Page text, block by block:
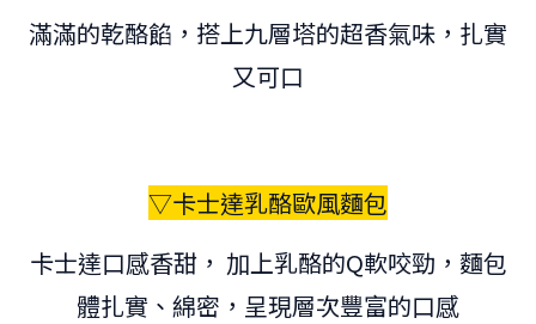
滿滿的乾酪餡，搭上九層塔的超香氣味，扎實
又可口
▽卡士達乳酪歐風麵包
卡士達口感香甜， 加上乳酪的Q軟咬勁，麵包
體扎實、綿密，呈現層次豐富的口感